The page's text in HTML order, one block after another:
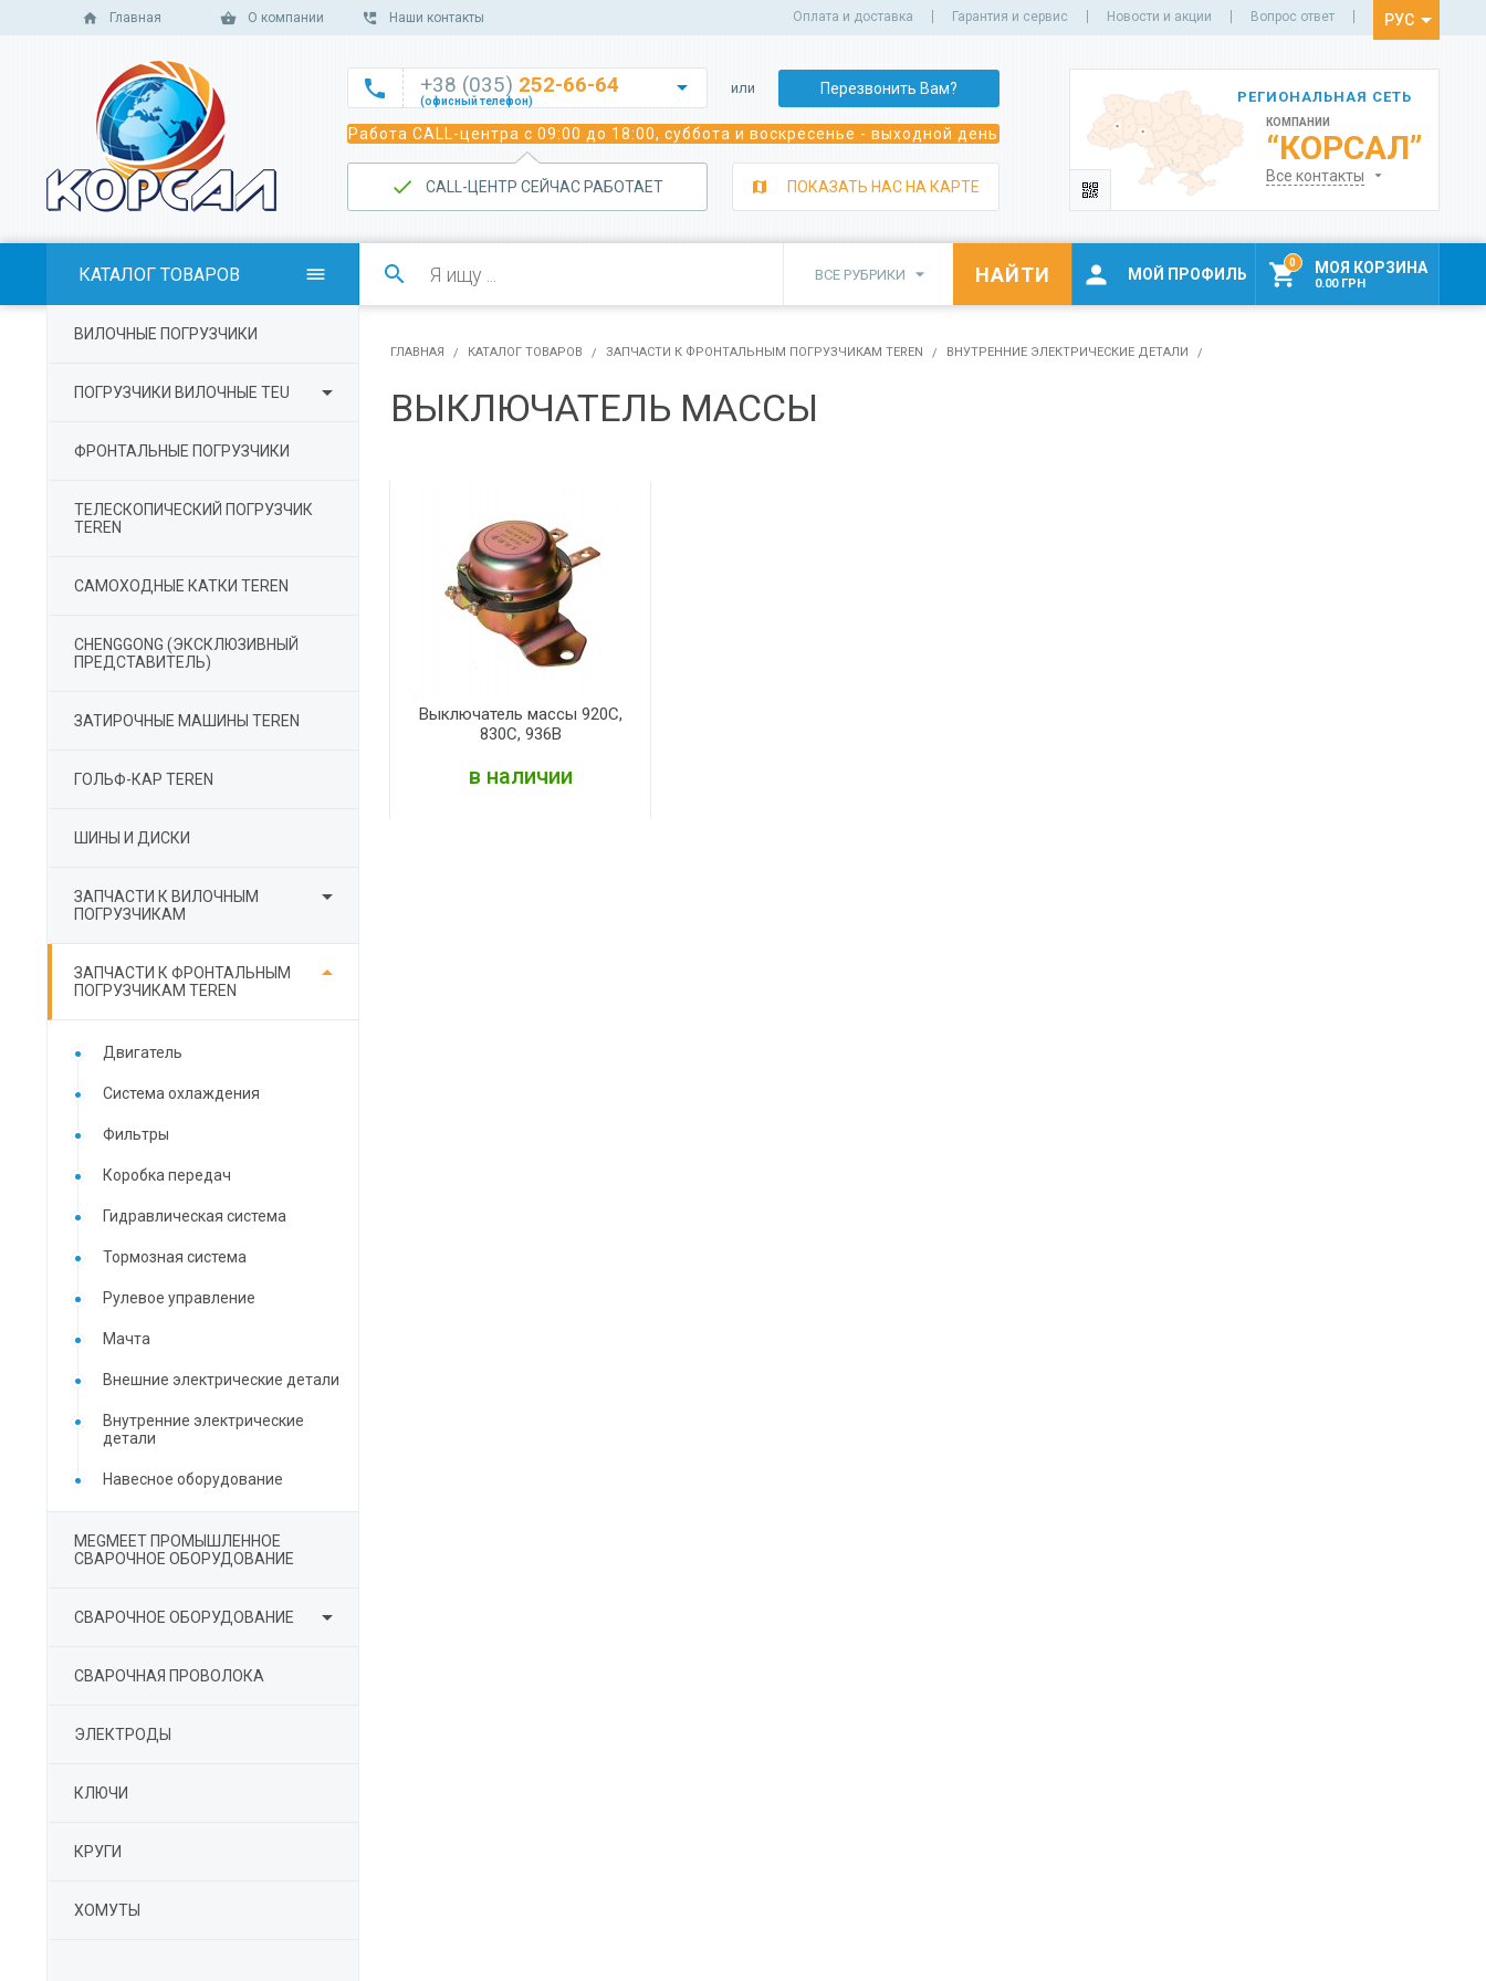
Главная О компании Наши контакты Оплата и доставка Гарантия и сервис Новости и акции Вопрос ответ РУС
 +38 (035) 252-66-64
(офисный телефон)


252-70-02
(офисный телефон)
 243-05-92
(офисный телефон)

 350-82-22
или Перезвонить Вам?
Работа CALL-центра с 09:00 до 18:00, суббота и воскресенье - выходной день
САLL-ЦЕНТР СЕЙЧАС РАБОТАЕТ ПОКАЗАТЬ НАС НА КАРТЕ
РЕГИОНАЛЬНАЯ СЕТЬ
КОМПАНИИ
“КОРСАЛ”
Все контакты
КАТАЛОГ ТОВАРОВ  ВСЕ РУБРИКИ   МОЙ ПРОФИЛЬ 
0 МОЯ КОРЗИНА
0.00 ГРН
ВИЛОЧНЫЕ ПОГРУЗЧИКИ
ПОГРУЗЧИКИ ВИЛОЧНЫЕ TEU 
ФРОНТАЛЬНЫЕ ПОГРУЗЧИКИ
ТЕЛЕСКОПИЧЕСКИЙ ПОГРУЗЧИК
TEREN
САМОХОДНЫЕ КАТКИ TEREN
СHENGGONG (ЭКСКЛЮЗИВНЫЙ
ПРЕДСТАВИТЕЛЬ)
ЗАТИРОЧНЫЕ МАШИНЫ TEREN
ГОЛЬФ-КАР TEREN
ШИНЫ И ДИСКИ
ЗАПЧАСТИ К ВИЛОЧНЫМ
ПОГРУЗЧИКАМ

ЗАПЧАСТИ К ФРОНТАЛЬНЫМ
ПОГРУЗЧИКАМ TEREN

Двигатель
Система охлаждения
Фильтры
Коробка передач
Гидравлическая система
Тормозная система
Рулевое управление
Мачта
Внешние электрические детали
Внутренние электрические
детали
Навесное оборудование
MEGMEET ПРОМЫШЛЕННОЕ
СВАРОЧНОЕ ОБОРУДОВАНИЕ
СВАРОЧНОЕ ОБОРУДОВАНИЕ 
СВАРОЧНАЯ ПРОВОЛОКА
ЭЛЕКТРОДЫ
КЛЮЧИ
КРУГИ
ХОМУТЫ
ГЛАВНАЯ КАТАЛОГ ТОВАРОВ ЗАПЧАСТИ К ФРОНТАЛЬНЫМ ПОГРУЗЧИКАМ TEREN ВНУТРЕННИЕ ЭЛЕКТРИЧЕСКИЕ ДЕТАЛИ
ВЫКЛЮЧАТЕЛЬ МАССЫ
Выключатель массы 920С,
830С, 936В
в наличии